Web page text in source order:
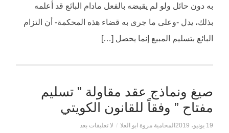
به دون حائل ولو لم يقبضه بالفعل مادام البائع قد أعلمه
بذلك، يدل -وعلى ما جرى به قضاء هذه المحكمة- أن التزام
البائع بتسليم المبيع إنما يحصل […]
صيغ ونماذج عقد مقاولة ” تسليم
مفتاح ” وفقاً للقانون الكويتي
19 يونيو، 2019 المحامية مروة ابو العلا / لا تعليقات بعد